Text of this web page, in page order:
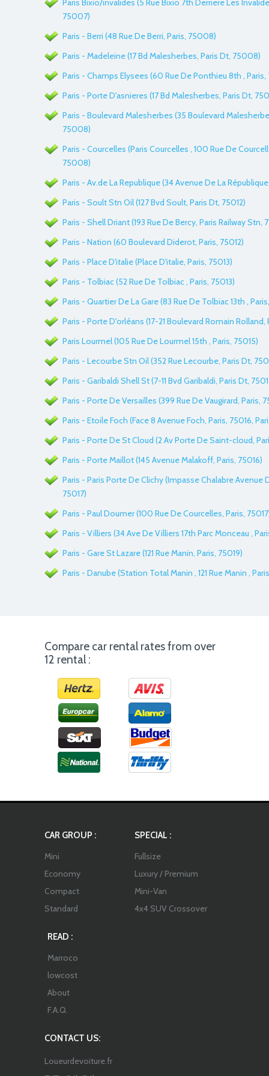
Paris Bixio/invalides (5 Rue Bixio 7th Derriere Les
75007)
Paris - Berri (48 Rue De Berri, Paris, 75008)
Paris - Madeleine (17 Bd Malesherbes, Paris Dt, 75008)
Paris - Champs Elysees (60 Rue De Ponthieu 8th ,
Paris - Porte D'asnieres (17 Bd Malesherbes, Paris Dt,
Paris - Boulevard Malesherbes (35 Boulevard
75008)
Paris - Courcelles (Paris Courcelles , 100 Rue De
75008)
Paris - Av.de La Republique (34 Avenue De La République
Paris - Soult Stn Oil (127 Bvd Soult, Paris Dt, 75012)
Paris - Shell Driant (193 Rue De Bercy, Paris Railway Stn,
Paris - Nation (60 Boulevard Diderot, Paris, 75012)
Paris - Place D'italie (Place D'italie, Paris, 75013)
Paris - Tolbiac (52 Rue De Tolbiac , Paris, 75013)
Paris - Quartier De La Gare (83 Rue De Tolbiac 13th ,
Paris - Porte D'orléans (17-21 Boulevard Romain Rolland,
Paris Lourmel (105 Rue De Lourmel 15th , Paris, 75015)
Paris - Lecourbe Stn Oil (352 Rue Lecourbe, Paris Dt,
Paris - Garibaldi Shell St (7-11 Bvd Garibaldi, Paris Dt,
Paris - Porte De Versailles (399 Rue De Vaugirard, Paris,
Paris - Etoile Foch (Face 8 Avenue Foch, Paris, 75016,
Paris - Porte De St Cloud (2 Av Porte De Saint-cloud,
Paris - Porte Maillot (145 Avenue Malakoff, Paris, 75016)
Paris - Paris Porte De Clichy (Impasse Chalabre Avenue
75017)
Paris - Paul Doumer (100 Rue De Courcelles, Paris,
Paris - Villiers (34 Ave De Villiers 17th Parc Monceau ,
Paris - Gare St Lazare (121 Rue Manin, Paris, 75019)
Paris - Danube (Station Total Manin , 121 Rue Manin ,
Compare car rental rates from over
12 rental :
CAR GROUP :
Mini
Economy
Compact
Standard
SPECIAL :
Fullsize
Luxury / Premium
Mini-Van
4x4 SUV Crossover
READ :
Marroco
lowcost
About
F.A.Q.
CONTACT US:
Loueurdevoiture.fr